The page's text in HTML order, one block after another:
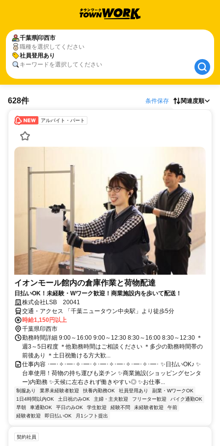
千葉県印西市
職種を選択してください
社員登用あり
キーワードを選択してください
千葉県印西市
社員登用あり
628件 条件保存 関連度順
アルバイト・パート
イオンモール館内の倉庫作業と荷物配達
日払いOK！未経験・Wワーク歓迎！商業施設内を歩いて配送！
株式会社LSB 20041
交通・アクセス 「千葉ニュータウン中央駅」より徒歩5分
時給1,150円以上
千葉県印西市
勤務時間詳細 9:00～16:00 9:00～12:30 8:30～16:00 8:30～12:30 ＊
週3～5日程度 ＊他勤務時間はご相談ください ＊多少の勤務時間帯の
前後あり ＊土日祝働ける方大歓...
仕事内容 ･━･✧･━･✧･━･✧･━･✧･━･✧･━･✧･━･ ✨日払いOK♪ ✨
台車使用！荷物の持ち運びも楽チン ✨商業施設(ショッピングセンタ
ー)内勤務 ✨天候に左右されず働きやすい◎ ✨お仕事...
制服あり 業界未経験者歓迎 扶養内勤務OK 社員登用あり
副業・WワークOK
1日4時間以内OK
土日祝のみOK 主婦・主夫歓迎 フリーター歓迎
バイク通勤OK
早朝
車通勤OK 平日のみOK 学生歓迎 経験不問 未経験者歓迎
午前
経験者歓迎
即日払いOK 月1シフト提出
契約社員